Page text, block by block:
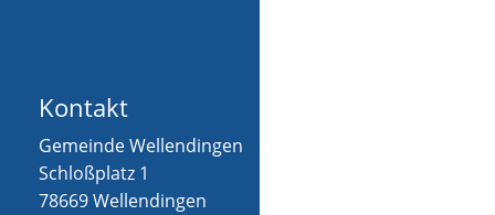
Kontakt
Gemeinde Wellendingen
Schloßplatz 1
78669Wellendingen